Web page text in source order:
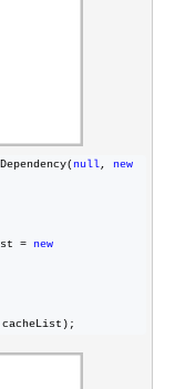
null, new
= new